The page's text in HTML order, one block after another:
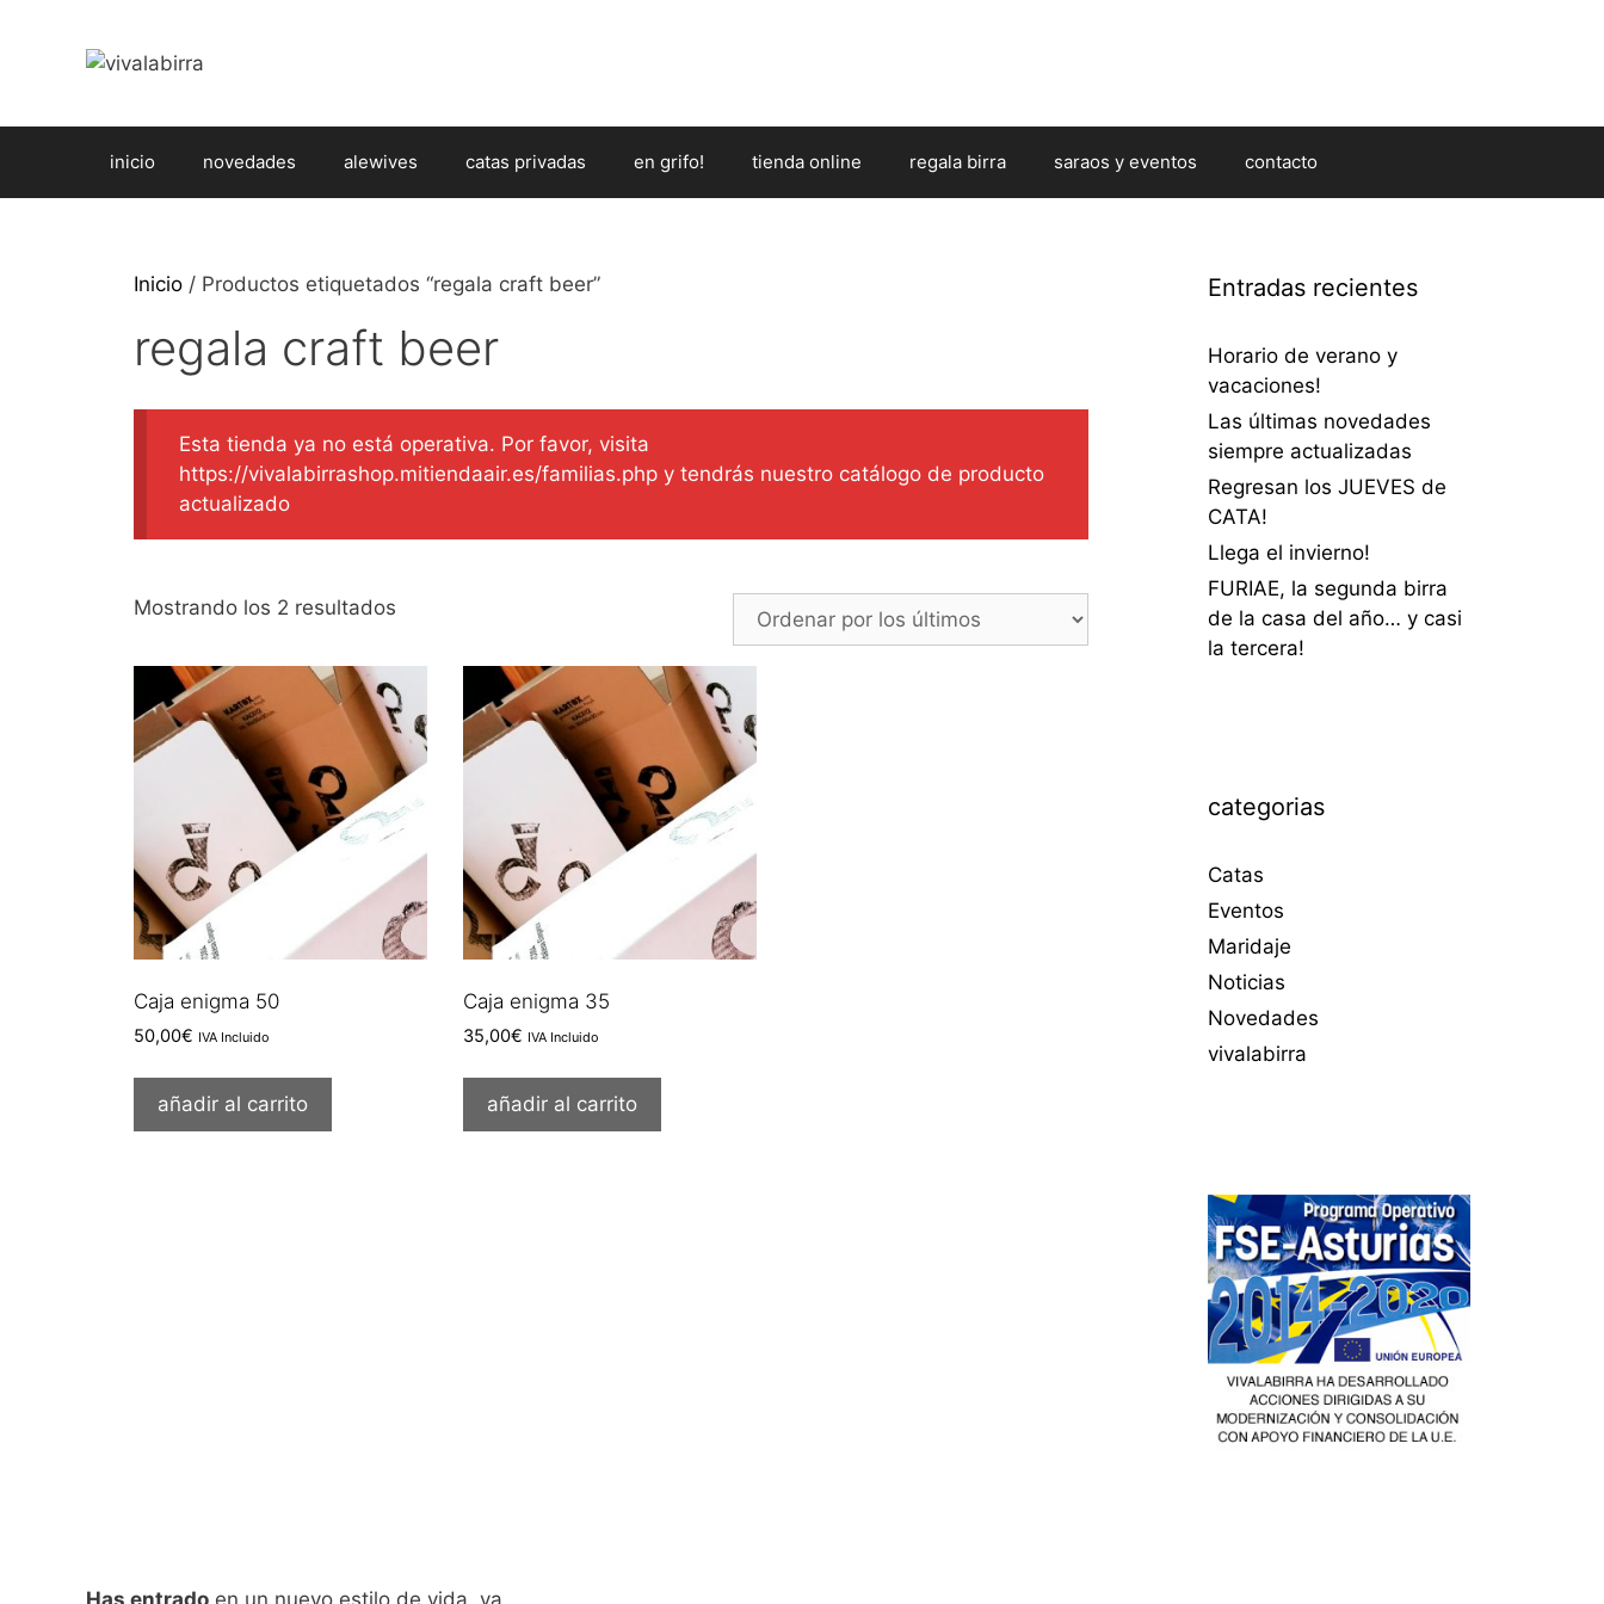
contenido
inicio novedades alewives catas privadas en grifo! tienda online regala birra saraos y eventos contacto
Inicio / Productos etiquetados “regala craft beer”
regala craft beer
Esta tienda ya no está operativa. Por favor, visita
https://vivalabirrashop.mitiendaair.es/familias.php y tendrás nuestro catálogo de producto
actualizado
Mostrando los 2 resultados
los
últimos
Caja enigma 50
50,00€ IVA Incluido
añadir al carrito
Caja enigma 35
35,00€ IVA Incluido
añadir al carrito
Entradas recientes
Horario de verano y
vacaciones!
Las últimas novedades
siempre actualizadas
Regresan los JUEVES de
CATA!
Llega el invierno!
FURIAE, la segunda birra
de la casa del año… y casi
la tercera!
categorias
Catas
Eventos
Maridaje
Noticias
Novedades
vivalabirra
Has entrado en un nuevo estilo de vida, ya